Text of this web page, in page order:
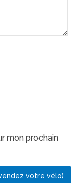
mon prochain